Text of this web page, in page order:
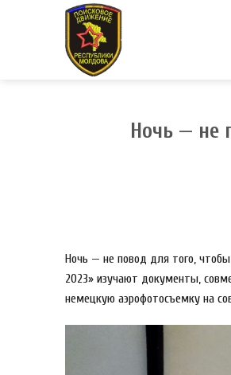
Ночь — не
Ночь — не повод для того,
2023» изучают документы,
немецкую аэрофотосъемку на